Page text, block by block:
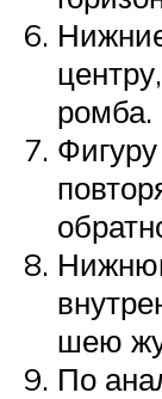
ромба.
шею
По